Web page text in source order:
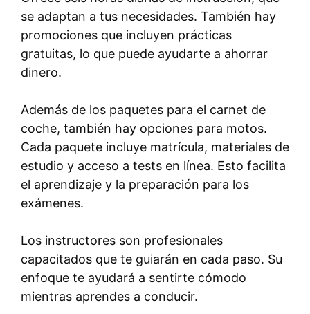
se adaptan a tus necesidades. También hay
promociones que incluyen prácticas
gratuitas, lo que puede ayudarte a ahorrar
dinero.
Además de los paquetes para el carnet de
coche, también hay opciones para motos.
Cada paquete incluye matrícula, materiales de
estudio y acceso a tests en línea. Esto facilita
el aprendizaje y la preparación para los
exámenes.
Los instructores son profesionales
capacitados que te guiarán en cada paso. Su
enfoque te ayudará a sentirte cómodo
mientras aprendes a conducir.